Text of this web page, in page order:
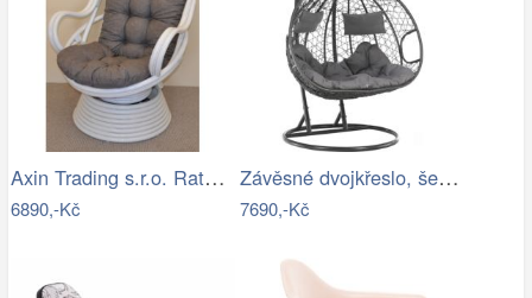
Axin Trading s.r.o. Ratanové houpací…
6890,-Kč
Závěsné dvojkřeslo, šedá, DALVEA 2 NEW…
7690,-Kč